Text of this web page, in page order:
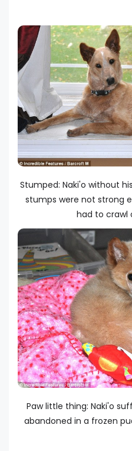
Stumped: Naki'o without
stumps were not strong
had to crawl
Paw little thing: Naki'o
abandoned in a frozen